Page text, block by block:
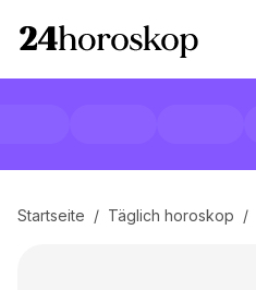
Startseite / Täglich horoskop /